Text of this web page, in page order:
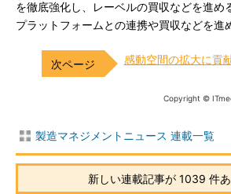
を徹底強化し、レーベルの買収などを進め
プラットフォームとの連携や買収などを進
感動空間の拡大に貢
Copyright ©
製造マネジメントニュース 連載一覧
新しい連載記事が 1039 件